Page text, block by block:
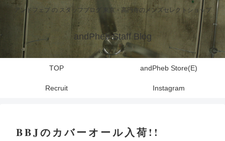
アンドフェブ の スタッフブログ 東京・高円寺のメンズセレクトショップ
andPheb Staff Blog
TOP andPheb Store(E)
Recruit Instagram
BBJのカバーオール入荷!!